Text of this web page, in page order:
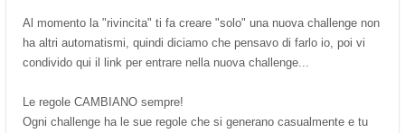
Al momento la "rivincita" ti fa creare "solo" una nuova challenge non
ha altri automatismi, quindi diciamo che pensavo di farlo io, poi vi
condivido qui il link per entrare nella nuova challenge...
Le regole CAMBIANO sempre!
Ogni challenge ha le sue regole che si generano casualmente e tu